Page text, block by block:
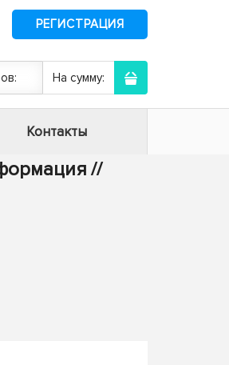
РЕГИСТРАЦИЯ
На сумму:
Контакты
//